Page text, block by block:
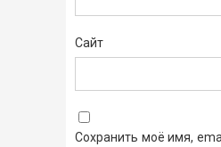
Сайт
Сохранить моё имя,